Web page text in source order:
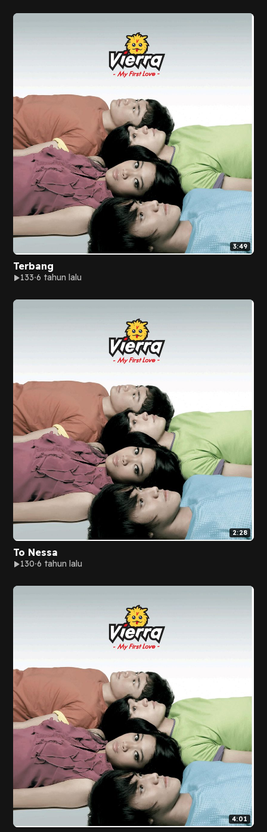
3:49
Terbang
133 6 tahun lalu
2:28
To Nessa
130 6 tahun lalu
4:01